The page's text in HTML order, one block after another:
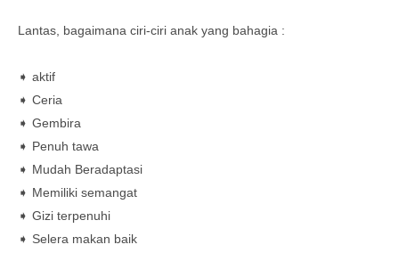
Lantas, bagaimana ciri-ciri anak yang bahagia :
➧ aktif
➧ Ceria
➧ Gembira
➧ Penuh tawa
➧ Mudah Beradaptasi
➧ Memiliki semangat
➧ Gizi terpenuhi
➧ Selera makan baik